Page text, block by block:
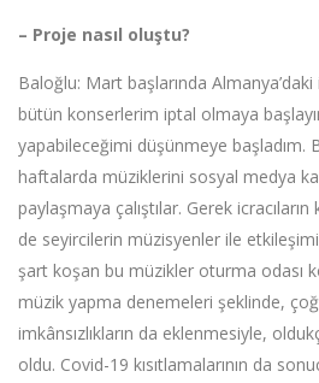
– Proje nasıl oluştu?
Baloğlu: Mart başlarında
bütün konserlerim iptal olmaya
yapabileceğimi düşünmeye başladım.
haftalarda müziklerini sosyal medya
paylaşmaya çalıştılar. Gerek
de seyircilerin müzisyenler ile
şart koşan bu müzikler oturma odası
müzik yapma denemeleri şeklinde,
imkânsızlıkların da eklenmesiyle,
oldu. Covid-19 kısıtlamalarının da